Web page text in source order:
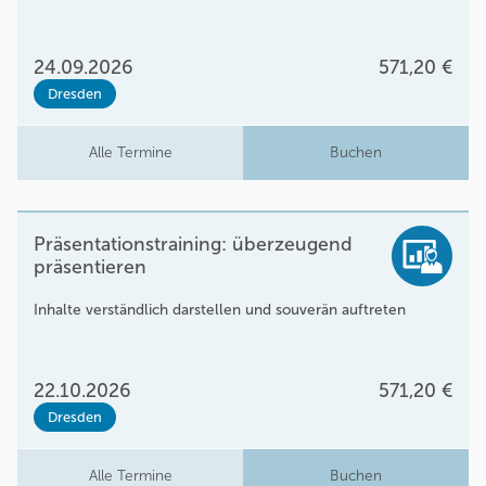
24.09.2026 571,20 €
Dresden
Alle Termine Buchen
Präsentationstraining: überzeugend
präsentieren
Inhalte verständlich darstellen und souverän auftreten
22.10.2026 571,20 €
Dresden
Alle Termine Buchen